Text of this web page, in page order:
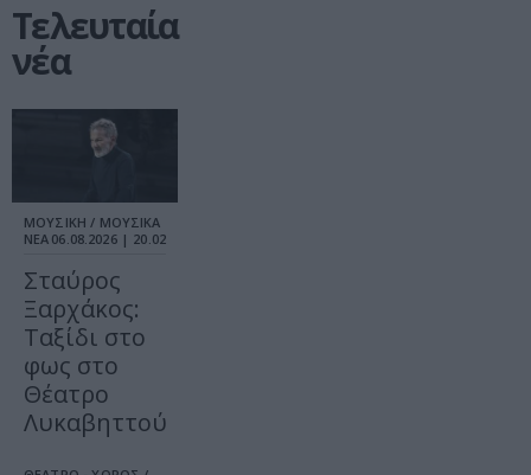
Τελευταία
νέα
ΜΟΥΣΙΚΗ / ΜΟΥΣΙΚΑ
ΝΕΑ 06.08.2026 | 20.02
Σταύρος
Ξαρχάκος:
Ταξίδι στο
φως στο
Θέατρο
Λυκαβηττού